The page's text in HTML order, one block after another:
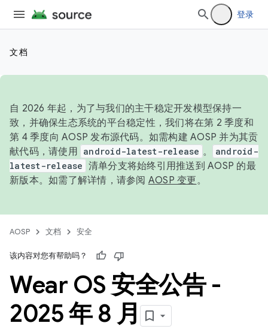
登录
文档
自 2026 年起，为了与我们的主干稳定开发模型保持一
致，并确保生态系统的平台稳定性，我们将在第 2 季度和
第 4 季度向 AOSP 发布源代码。如需构建 AOSP 并为其贡
献代码，请使用 android-latest-release 。
android-
latest-release 清单分支将始终引用推送到 AOSP 的最
新版本。如需了解详情，请参阅 AOSP 变更。
AOSP 文档 安全
该内容对您有帮助吗？
Wear OS 安全公告 -
2025 年 8 月